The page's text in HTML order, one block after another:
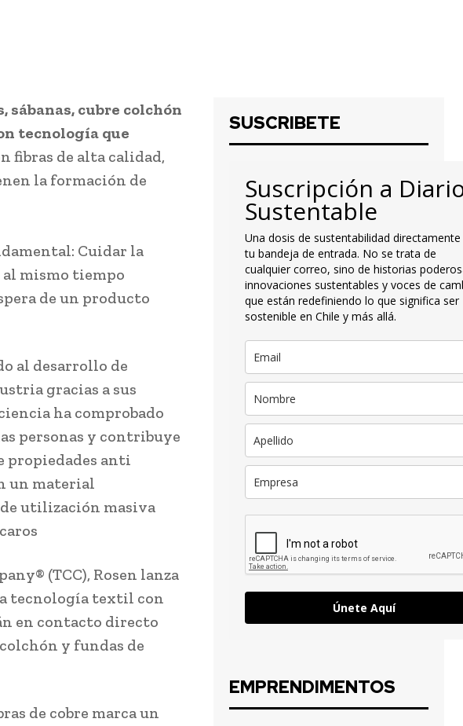
sábanas, cubre colchón
tecnología que
fibras de alta calidad,
la formación de
Cuidar la
al mismo tiempo
de un producto
al desarrollo de
gracias a sus
ha comprobado
personas y contribuye
propiedades anti
un material
utilización masiva
(TCC), Rosen lanza
tecnología textil con
en contacto directo
y fundas de
de cobre marca un
SUSCRIBETE
Suscripción a
Sustentable
Una dosis de sustentabilidad
tu bandeja de entrada. No se trata de
cualquier correo, sino de historias
innovaciones sustentables y voces de
que están redefiniendo lo que significa ser
sostenible en Chile y más allá.
Únete Aquí
EMPRENDIMENTOS